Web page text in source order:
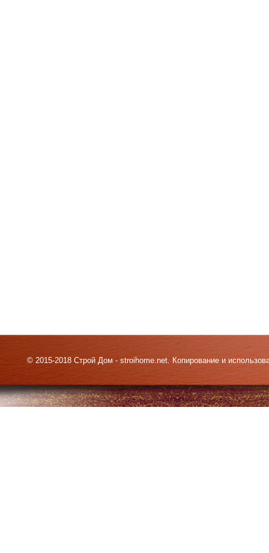
© 2015-2018 Строй Дом - stroihome.net. Копирование и